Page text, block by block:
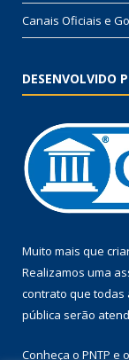
Canais Oficiais e
DESENVOLVIDO
Muito mais que
Realizamos uma
contrato que todas
pública serão
Conheça o PNTP e o